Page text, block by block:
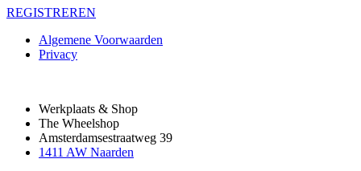
REGISTREREN
Algemene Voorwaarden
Privacy
Werkplaats & Shop
The Wheelshop
Amsterdamsestraatweg 39
1411 AW Naarden